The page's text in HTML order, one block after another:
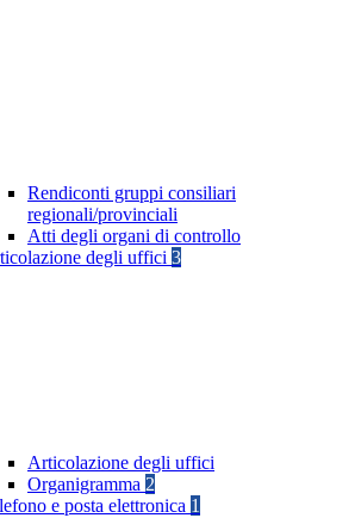
Rendiconti gruppi consiliari
regionali/provinciali
Atti degli organi di controllo
degli uffici 3
Articolazione degli uffici
Organigramma 2
e posta elettronica 1